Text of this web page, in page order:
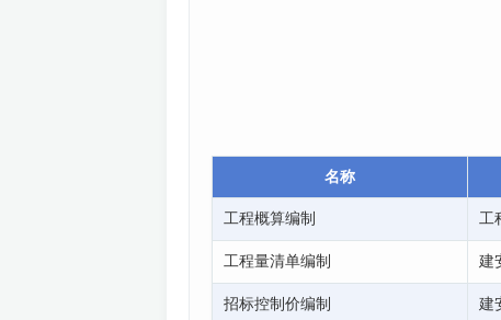
名称
工程概算编制 工
工程量清单编制 建
招标控制价编制 建